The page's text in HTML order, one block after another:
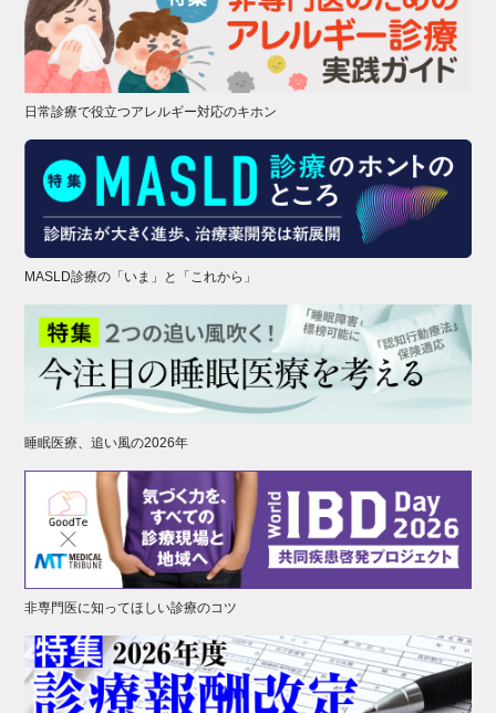
日常診療で役立つアレルギー対応のキホン
MASLD診療の「いま」と「これから」
睡眠医療、追い風の2026年
非専門医に知ってほしい診療のコツ